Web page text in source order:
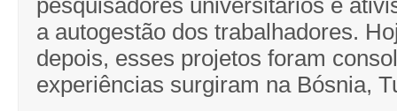
pesquisadores universitários e
a autogestão dos trabalhadores.
depois, esses projetos foram
experiências surgiram na Bósnia,